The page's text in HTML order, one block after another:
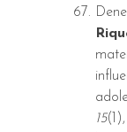
15